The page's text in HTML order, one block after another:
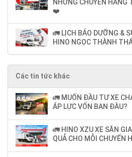
NHỮNG CHUYẾN HÀNG
❤️
🚛 LỊCH BẢO DƯỠNG &
HINO NGỌC THÀNH
Các tin tức khác
🚛 MUỐN ĐẦU TƯ XE
ÁP LỰC VỐN BAN ĐẦU?
🚛 HINO XZU XE SẴN
QUẢ CHO MỖI CHUYẾN